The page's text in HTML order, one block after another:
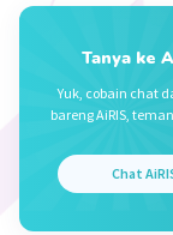
ada 3
2.
3.
Beri
Tanya ke
Yuk, cobain chat
bareng AiRIS,
Chat